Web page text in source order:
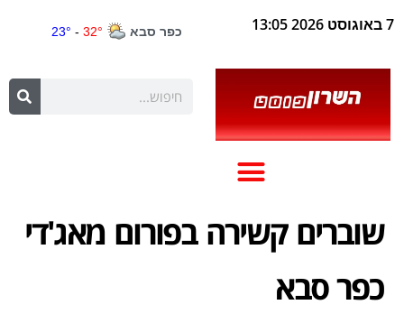
7 באוגוסט 2026 13:05
שוברים קשירה בפורום מאג'די
כפר סבא